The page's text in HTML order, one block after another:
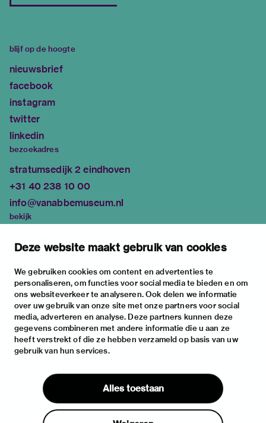
Deze website maakt gebruik van cookies
We gebruiken cookies om content en advertenties te
personaliseren, om functies voor social media te bieden en om
ons websiteverkeer te analyseren. Ook delen we informatie
over uw gebruik van onze site met onze partners voor social
media, adverteren en analyse. Deze partners kunnen deze
gegevens combineren met andere informatie die u aan ze
heeft verstrekt of die ze hebben verzameld op basis van uw
gebruik van hun services.
Alles toestaan
blijf op de hoogte
nieuwsbrief
facebook
instagram
twitter
linkedin
bezoekadres
stratumsedijk 2 eindhoven
+31 40 238 10 00
info@vanabbemuseum.nl
bekijk
activiteiten
praktische informatie
over
het museum
de collectie
fondsen & partners
huisregels
privacy & cookies